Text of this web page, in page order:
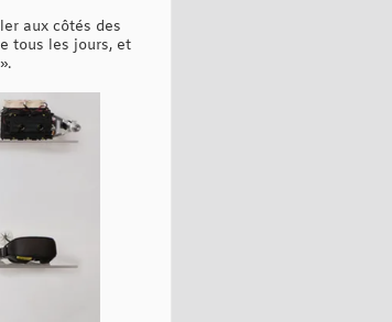
aux côtés des
tous les jours, et